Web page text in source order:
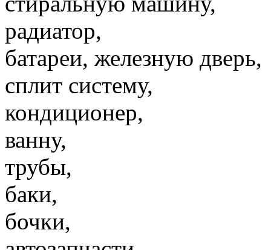
радиатор,
батареи, железную дверь,
сплит систему,
кондиционер,
ванну,
трубы,
баки,
бочки,